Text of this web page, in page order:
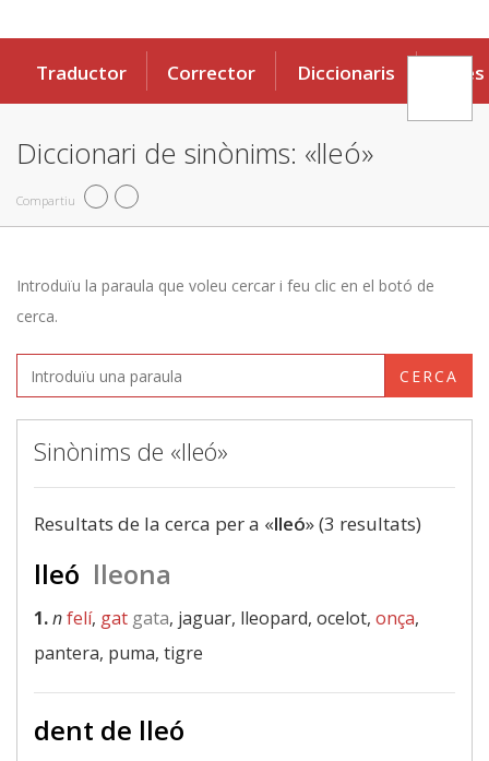
Traductor Corrector Diccionaris Eines
Diccionari de sinònims: «lleó»
Compartiu
Introduïu la paraula que voleu cercar i feu clic en el botó de
cerca.
CERCA
Sinònims de «lleó»
Resultats de la cerca per a «lleó» (3 resultats)
lleó lleona
1.nfelí, gat gata, jaguar, lleopard, ocelot, onça,
pantera, puma, tigre
dent de lleó